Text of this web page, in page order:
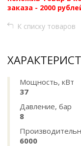
заказа - 2000
К списку товаров
Мощность, кВт
37
Давление, бар
8
6000